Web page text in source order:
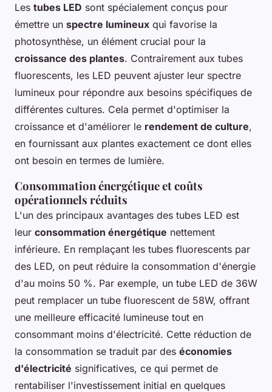
Les tubes LED sont spécialement conçus pour
émettre un spectre lumineux qui favorise la
photosynthèse, un élément crucial pour la
croissance des plantes. Contrairement aux tubes
fluorescents, les LED peuvent ajuster leur spectre
lumineux pour répondre aux besoins spécifiques de
différentes cultures. Cela permet d'optimiser la
croissance et d'améliorer le rendement de culture,
en fournissant aux plantes exactement ce dont elles
ont besoin en termes de lumière.
Consommation énergétique et coûts
opérationnels réduits
L'un des principaux avantages des tubes LED est
leur consommation énergétique nettement
inférieure. En remplaçant les tubes fluorescents par
des LED, on peut réduire la consommation d'énergie
d'au moins 50 %. Par exemple, un tube LED de 36W
peut remplacer un tube fluorescent de 58W, offrant
une meilleure efficacité lumineuse tout en
consommant moins d'électricité. Cette réduction de
la consommation se traduit par des économies
d'électricité significatives, ce qui permet de
rentabiliser l'investissement initial en quelques